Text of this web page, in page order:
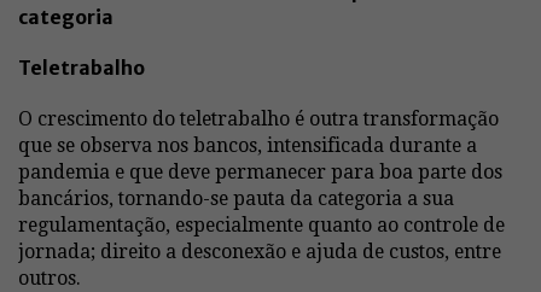
categoria
Teletrabalho
O crescimento do teletrabalho é outra transformação
que se observa nos bancos, intensificada durante a
pandemia e que deve permanecer para boa parte dos
bancários, tornando-se pauta da categoria a sua
regulamentação, especialmente quanto ao controle de
jornada; direito a desconexão e ajuda de custos, entre
outros.